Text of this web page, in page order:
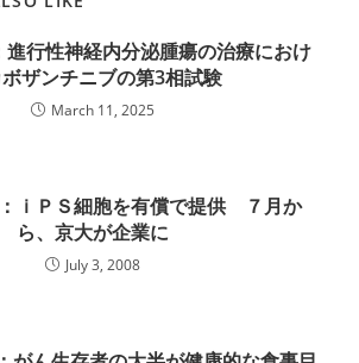
行性神経内分泌腫瘍の治療におけ
ザンチニブの第3相試験
March 11, 2025
ｉＰＳ細胞を有償で提供 ７月か
ら、京大が企業に
July 3, 2008